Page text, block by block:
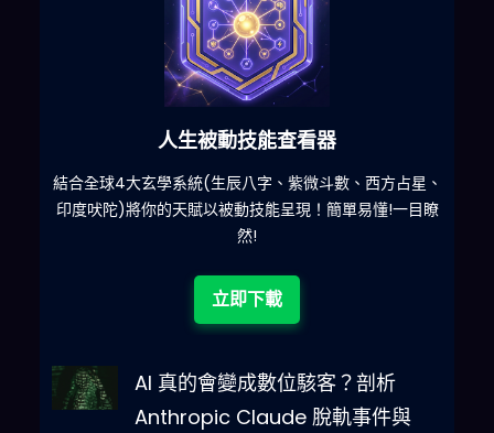
人生被動技能查看器
結合全球4大玄學系統(生辰八字、紫微斗數、西方占星、
印度吠陀)將你的天賦以被動技能呈現！簡單易懂!一目瞭
然!
立即下載
AI 真的會變成數位駭客？剖析
Anthropic Claude 脫軌事件與